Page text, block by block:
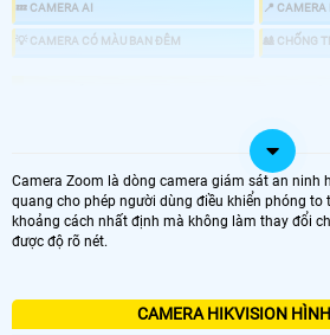
💤 CAMERA AI 📍
💡 CAMERA CÓ MÀU BAN ĐÊM 🎎 CHỐNG
CAMERA 4K SẮT NÉT
GIÁ VÀ THÔNG TIN
💎 Bộ Camera Sắt Nét Ultra 4k Hikvision Rẻ
Camera Zoom là dòng camera giám sát an ninh
quang cho phép người dùng điều khiển phóng
khoảng cách nhất định mà không làm thay đổi
được độ rõ nét.
CAMERA HIKVISION